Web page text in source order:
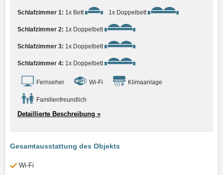
Schlafzimmer 1: 1x Bett 1x Doppelbett
Schlafzimmer 2: 1x Doppelbett
Schlafzimmer 3: 1x Doppelbett
Schlafzimmer 4: 1x Doppelbett
Fernseher Wi-Fi Klimaanlage
Familienfreundlich
Detaillierte Beschreibung »
Gesamtausstattung des Objekts
Wi-Fi